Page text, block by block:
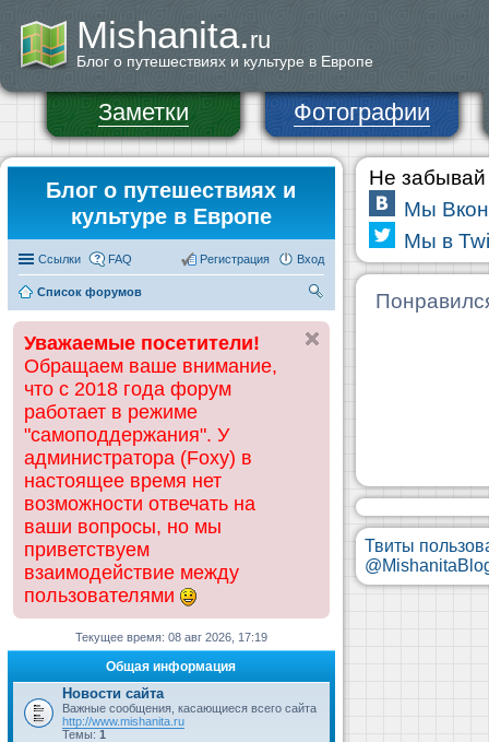
Mishanita.ru
Блог о путешествиях и культуре в Европе
Заметки Фотографии
Блог о путешествиях и
культуре в Европе
Ссылки FAQ Вход
Регистрация
Список форумов
ск
Уважаемые посетители!
Обращаем ваше внимание,
что с 2018 года форум
работает в режиме
"самоподдержания". У
администратора (Foxy) в
настоящее время нет
возможности отвечать на
ваши вопросы, но мы
приветствуем
взаимодействие между
пользователями
Текущее время: 08 авг 2026, 17:19
Общая информация
Новости сайта
Важные сообщения, касающиеся всего сайта
http://www.mishanita.ru
Темы: 1
Не забывай
Мы
Мы в
Твиты